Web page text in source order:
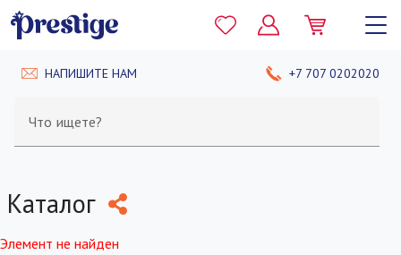
НАПИШИТЕ НАМ +7 707 0202020
Что ищете?
Каталог
Элемент не найден